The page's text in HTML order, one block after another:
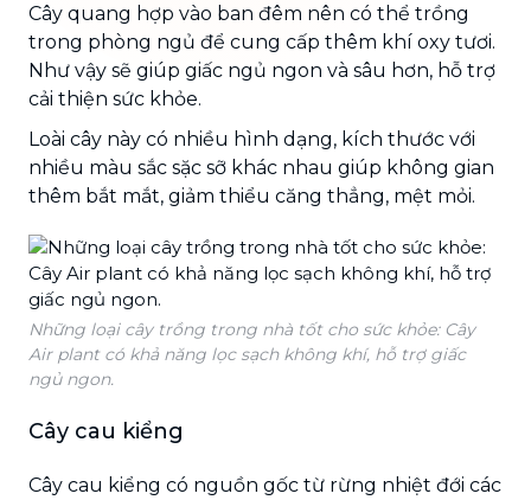
Cây quang hợp vào ban đêm nên có thể trồng
trong phòng ngủ để cung cấp thêm khí oxy tươi.
Như vậy sẽ giúp giấc ngủ ngon và sâu hơn, hỗ trợ
cải thiện sức khỏe.
Loài cây này có nhiều hình dạng, kích thước với
nhiều màu sắc sặc sỡ khác nhau giúp không gian
thêm bắt mắt, giảm thiểu căng thẳng, mệt mỏi.
Những loại cây trồng trong nhà tốt cho sức khỏe: Cây
Air plant có khả năng lọc sạch không khí, hỗ trợ giấc
ngủ ngon.
Cây cau kiểng
Cây cau kiểng có nguồn gốc từ rừng nhiệt đới các